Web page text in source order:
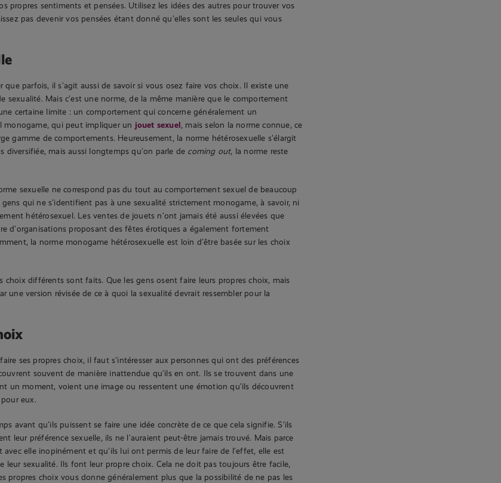
propres sentiments et pensées. Utilisez les idées des autres pour trouver vos
pas devenir vos pensées étant donné qu’elles sont les seules qui vous
parfois, il s’agit aussi de savoir si vous osez faire vos choix. Il existe une
sexualité. Mais c’est une norme, de la même manière que le comportement
certaine limite : un comportement qui concerne généralement un
monogame, qui peut impliquer un jouet sexuel, mais selon la norme connue, ce
gamme de comportements. Heureusement, la norme hétérosexuelle s’élargit
diversifiée, mais aussi longtemps qu’on parle de coming out, la norme reste
sexuelle ne correspond pas du tout au comportement sexuel de beaucoup
qui ne s’identifient pas à une sexualité strictement monogame, à savoir, ni
hétérosexuel. Les ventes de jouets n’ont jamais été aussi élevées que
d’organisations proposant des fêtes érotiques a également fortement
la norme monogame hétérosexuelle est loin d’être basée sur les choix
choix différents sont faits. Que les gens osent faire leurs propres choix, mais
une version révisée de ce à quoi la sexualité devrait ressembler pour la
ses propres choix, il faut s’intéresser aux personnes qui ont des préférences
souvent de manière inattendue qu’ils en ont. Ils se trouvent dans une
un moment, voient une image ou ressentent une émotion qu’ils découvrent
eux.
avant qu’ils puissent se faire une idée concrète de ce que cela signifie. S’ils
leur préférence sexuelle, ils ne l’auraient peut-être jamais trouvé. Mais parce
avec elle inopinément et qu’ils lui ont permis de leur faire de l’effet, elle est
leur sexualité. Ils font leur propre choix. Cela ne doit pas toujours être facile,
propres choix vous donne généralement plus que la possibilité de ne pas les